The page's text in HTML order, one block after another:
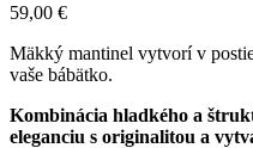
59,00 €
Mäkký mantinel vytvorí v
vaše bábätko.
Kombinácia hladkého a
eleganciu s originalitou a